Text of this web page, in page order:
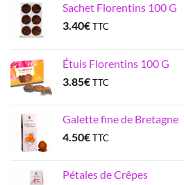
Sachet Florentins 100 G
3.40€TTC
Étuis Florentins 100 G
3.85€TTC
Galette fine de Bretagne
4.50€TTC
Pétales de Crêpes